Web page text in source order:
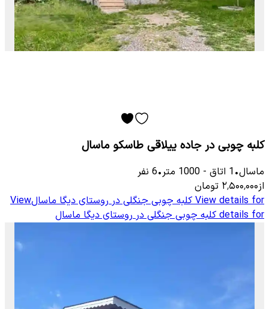
کلبه چوبی در جاده ییلاقی طاسکو ماسال
ماسال•
1 اتاق -
1000 متر•
6 نفر
از۲٬۵۰۰٬۰۰۰ تومان
View details for کلبه چوبی جنگلی در روستای دیگا ماسالView
details for کلبه چوبی جنگلی در روستای دیگا ماسال